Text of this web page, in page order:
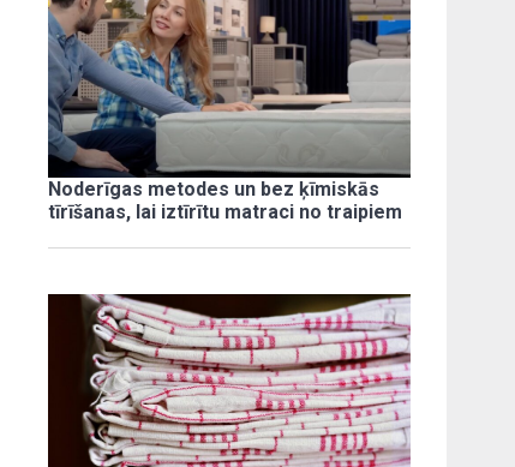
Noderīgas metodes un bez ķīmiskās
tīrīšanas, lai iztīrītu matraci no traipiem